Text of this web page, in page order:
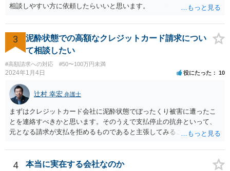
相談しやすい方に依頼したらいいと思います。
3
泥酔状態での高額なクレジットカード請求につい
て相談したい
#高額請求への対応 #50〜100万円未満
2024年1月4日 役にたった 10
辻村 幸宏 弁護士
まずはクレジットカード会社に泥酔状態でぼったくり被害に遭ったこ
とを連絡すべきかと思います。そのうえで支払停止の抗弁といって、
元となる請求が支払を拒めるものであると主張してみることになるか
かなかシビアかもしれません。 https://zenso.or.jp/wp-content/uploads/
JACAS173%e5%88%a4%e4%be%8b%e7%b4%b9%e4%bb%8b.pdf
4 本当に実在する会社なのか